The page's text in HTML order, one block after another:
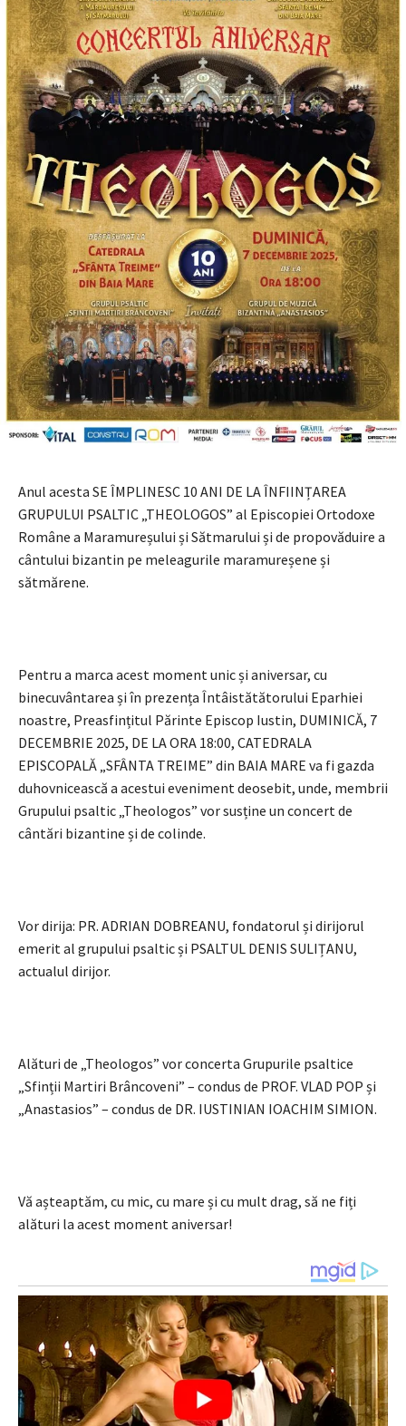
Anul acesta SE ÎMPLINESC 10 ANI DE LA ÎNFIINȚAREA
GRUPULUI PSALTIC „THEOLOGOS” al Episcopiei Ortodoxe
Române a Maramureșului și Sătmarului și de propovăduire a
cântului bizantin pe meleagurile maramureșene și
sătmărene.
Pentru a marca acest moment unic și aniversar, cu
binecuvântarea și în prezența Întâistătătorului Eparhiei
noastre, Preasfințitul Părinte Episcop Iustin, DUMINICĂ, 7
DECEMBRIE 2025, DE LA ORA 18:00, CATEDRALA
EPISCOPALĂ „SFÂNTA TREIME” din BAIA MARE va fi gazda
duhovnicească a acestui eveniment deosebit, unde, membrii
Grupului psaltic „Theologos” vor susține un concert de
cântări bizantine și de colinde.
Vor dirija: PR. ADRIAN DOBREANU, fondatorul și dirijorul
emerit al grupului psaltic și PSALTUL DENIS SULIȚANU,
actualul dirijor.
Alături de „Theologos” vor concerta Grupurile psaltice
„Sfinții Martiri Brâncoveni” – condus de PROF. VLAD POP și
„Anastasios” – condus de DR. IUSTINIAN IOACHIM SIMION.
Vă așteaptăm, cu mic, cu mare și cu mult drag, să ne fiți
alături la acest moment aniversar!